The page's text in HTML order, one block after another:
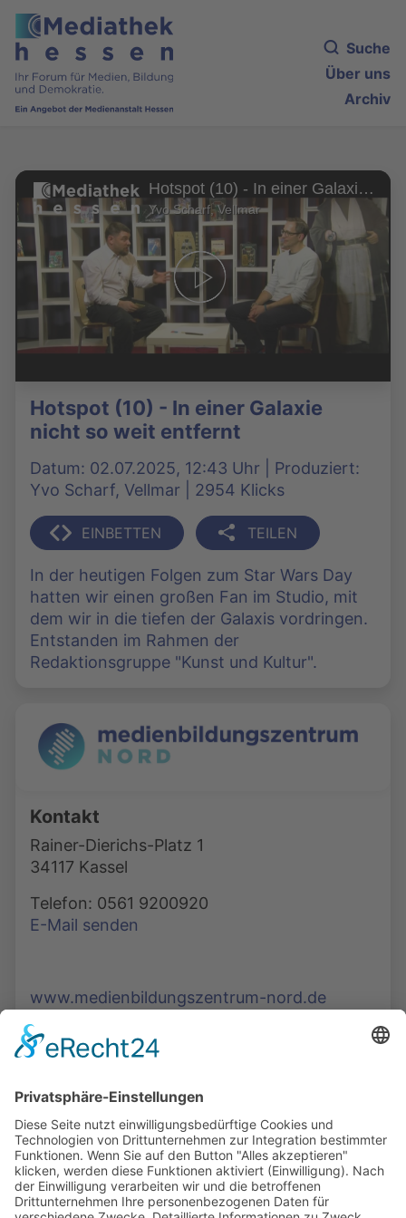
Suche
Über uns
Archiv
Hotspot (10) - In einer Galaxie nicht so weit entfernt
Yvo Scharf, Vellmar
Hotspot (10) - In einer Galaxie
nicht so weit entfernt
Datum: 02.07.2025, 12:43 Uhr | Produziert:
Yvo Scharf, Vellmar | 2954 Klicks
EINBETTEN TEILEN
In der heutigen Folgen zum Star Wars Day
hatten wir einen großen Fan im Studio, mit
dem wir in die tiefen der Galaxis vordringen.
Entstanden im Rahmen der
Redaktionsgruppe "Kunst und Kultur".
Kontakt
Rainer-Dierichs-Platz 1
34117 Kassel
Telefon: 0561 9200920
E-Mail senden
www.medienbildungszentrum-nord.de
Podcasts, Themen und Informationen.
Entdecken Sie unser Forum für Medien, Bildung
und Demokratie - jederzeit und überall
verfügbar.